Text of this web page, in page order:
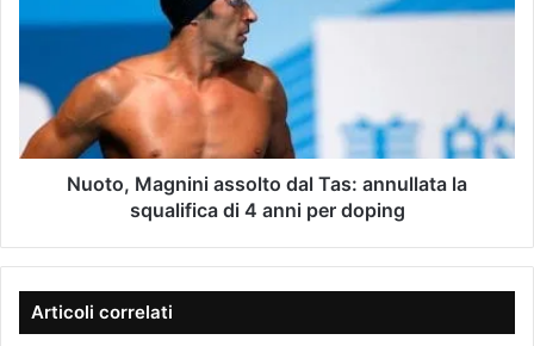
z
e
a
t
,
g
s
Nuoto, Magnini assolto dal Tas: annullata la
squalifica di 4 anni per doping
Articoli correlati